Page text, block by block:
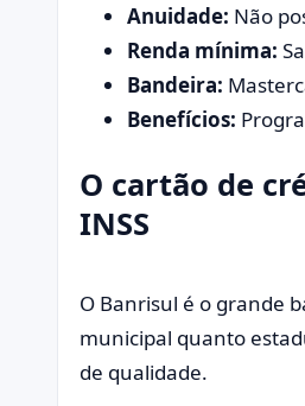
Anuidade: Não
Renda mínima:
Bandeira:
Benefícios:
O cartão de
INSS
O Banrisul é o grande
municipal quanto
de qualidade.